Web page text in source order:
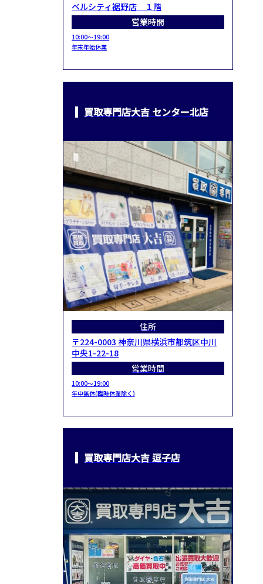
ベルシティ裾野店 １階
営業時間
10:00～19:00
年末年始休業
買取専門店大吉 センター北店
住所
〒224-0003 神奈川県横浜市都筑区中川
中央1-22-18
営業時間
10:00～19:00
年中無休(臨時休業除く)
買取専門店大吉 逗子店